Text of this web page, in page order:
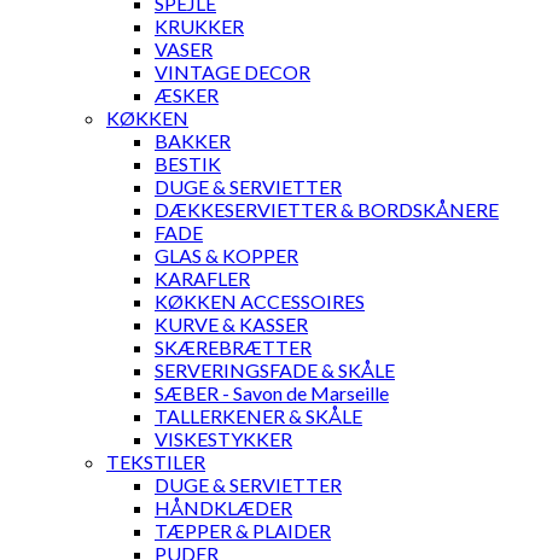
KRUKKER
VASER
VINTAGE DECOR
ÆSKER
KØKKEN
BAKKER
BESTIK
DUGE & SERVIETTER
DÆKKESERVIETTER & BORDSKÅNERE
FADE
GLAS & KOPPER
KARAFLER
KØKKEN ACCESSOIRES
KURVE & KASSER
SKÆREBRÆTTER
SERVERINGSFADE & SKÅLE
SÆBER - Savon de Marseille
TALLERKENER & SKÅLE
VISKESTYKKER
TEKSTILER
DUGE & SERVIETTER
HÅNDKLÆDER
TÆPPER & PLAIDER
PUDER